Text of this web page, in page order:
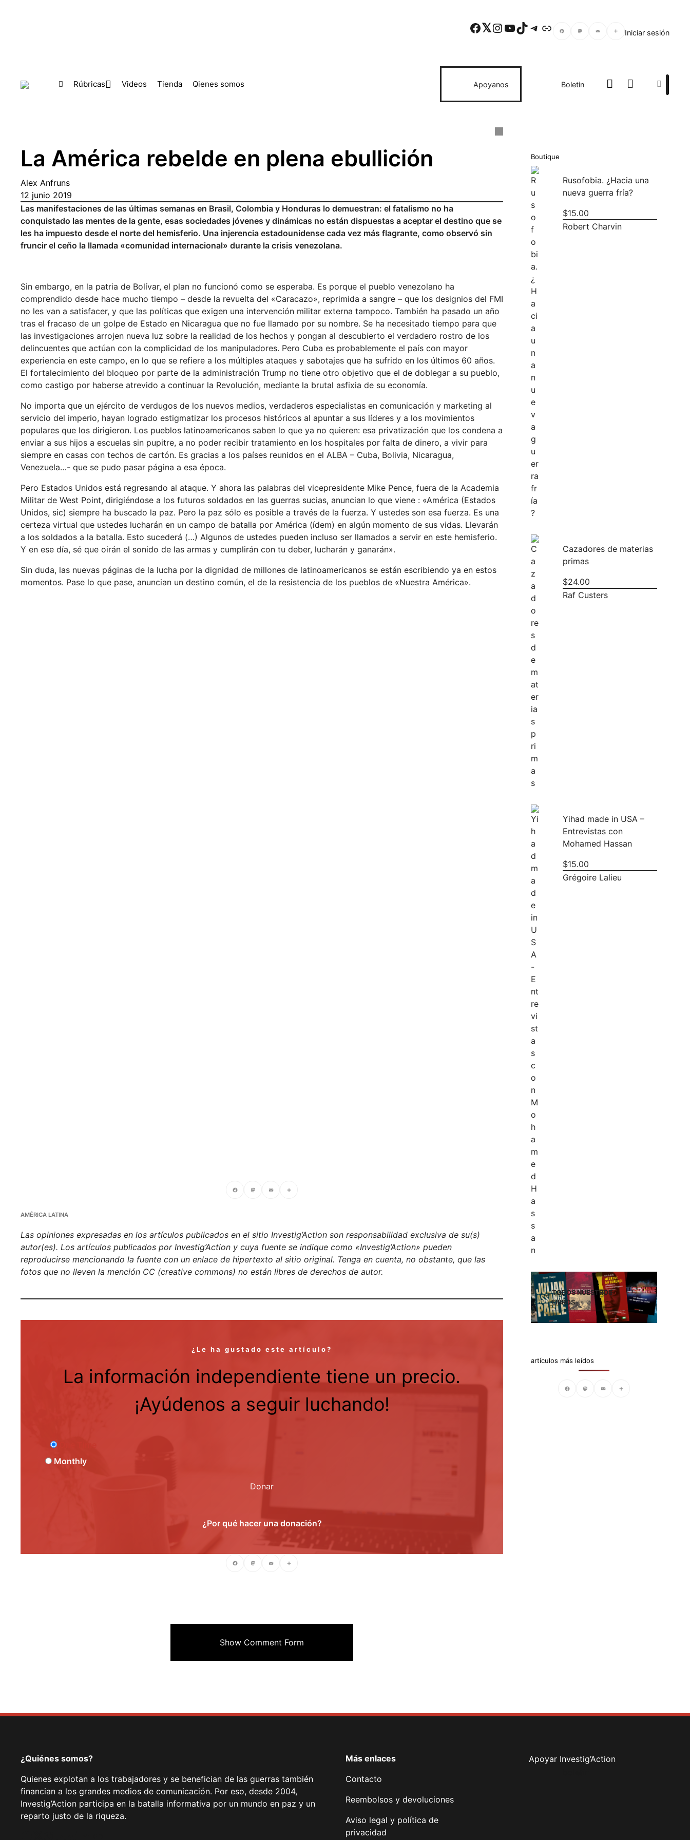
Facebook Twitter Instagram YouTube TikTok Telegram Enlace Iniciar sesión
Rúbricas Videos Tienda Qienes somos Apoyanos Boletin
La América rebelde en plena ebullición
Alex Anfruns
12 junio 2019
Las manifestaciones de las últimas semanas en Brasil, Colombia y Honduras lo demuestran: el fatalismo no ha
conquistado las mentes de la gente, esas sociedades jóvenes y dinámicas no están dispuestas a aceptar el destino que se
les ha impuesto desde el norte del hemisferio. Una injerencia estadounidense cada vez más flagrante, como observó sin
fruncir el ceño la llamada «comunidad internacional» durante la crisis venezolana.
Sin embargo, en la patria de Bolívar, el plan no funcionó como se esperaba. Es porque el pueblo venezolano ha
comprendido desde hace mucho tiempo – desde la revuelta del «Caracazo», reprimida a sangre – que los designios del FMI
no les van a satisfacer, y que las políticas que exigen una intervención militar externa tampoco. También ha pasado un año
tras el fracaso de un golpe de Estado en Nicaragua que no fue llamado por su nombre. Se ha necesitado tiempo para que
las investigaciones arrojen nueva luz sobre la realidad de los hechos y pongan al descubierto el verdadero rostro de los
delincuentes que actúan con la complicidad de los manipuladores. Pero Cuba es probablemente el país con mayor
experiencia en este campo, en lo que se refiere a los múltiples ataques y sabotajes que ha sufrido en los últimos 60 años.
El fortalecimiento del bloqueo por parte de la administración Trump no tiene otro objetivo que el de doblegar a su pueblo,
como castigo por haberse atrevido a continuar la Revolución, mediante la brutal asfixia de su economía.
No importa que un ejército de verdugos de los nuevos medios, verdaderos especialistas en comunicación y marketing al
servicio del imperio, hayan logrado estigmatizar los procesos históricos al apuntar a sus líderes y a los movimientos
populares que los dirigieron. Los pueblos latinoamericanos saben lo que ya no quieren: esa privatización que los condena a
enviar a sus hijos a escuelas sin pupitre, a no poder recibir tratamiento en los hospitales por falta de dinero, a vivir para
siempre en casas con techos de cartón. Es gracias a los países reunidos en el ALBA – Cuba, Bolivia, Nicaragua,
Venezuela…- que se pudo pasar página a esa época.
Pero Estados Unidos está regresando al ataque. Y ahora las palabras del vicepresidente Mike Pence, fuera de la Academia
Militar de West Point, dirigiéndose a los futuros soldados en las guerras sucias, anuncian lo que viene : «América (Estados
Unidos, sic) siempre ha buscado la paz. Pero la paz sólo es posible a través de la fuerza. Y ustedes son esa fuerza. Es una
certeza virtual que ustedes lucharán en un campo de batalla por América (ídem) en algún momento de sus vidas. Llevarán
a los soldados a la batalla. Esto sucederá (…) Algunos de ustedes pueden incluso ser llamados a servir en este hemisferio.
Y en ese día, sé que oirán el sonido de las armas y cumplirán con tu deber, lucharán y ganarán».
Sin duda, las nuevas páginas de la lucha por la dignidad de millones de latinoamericanos se están escribiendo ya en estos
momentos. Pase lo que pase, anuncian un destino común, el de la resistencia de los pueblos de «Nuestra América».
AMÉRICA LATINA
Las opiniones expresadas en los artículos publicados en el sitio Investig’Action son responsabilidad exclusiva de su(s)
autor(es). Los artículos publicados por Investig’Action y cuya fuente se indique como «Investig’Action» pueden
reproducirse mencionando la fuente con un enlace de hipertexto al sitio original. Tenga en cuenta, no obstante, que las
fotos que no lleven la mención CC (creative commons) no están libres de derechos de autor.
¿Le ha gustado este artículo?
La información independiente tiene un precio.
¡Ayúdenos a seguir luchando!
Monthly
Donar
¿Por qué hacer una donación?
Show Comment Form
Boutique
Rusofobia. ¿Hacia una
nueva guerra fría?
$15.00
Robert Charvin
Cazadores de materias
primas
$24.00
Raf Custers
Yihad made in USA –
Entrevistas con
Mohamed Hassan
$15.00
Grégoire Lalieu
TODOS NUESTROS
LIBROS
artículos más leídos
¿Quiénes somos?
Quienes explotan a los trabajadores y se benefician de las guerras también
financian a los grandes medios de comunicación. Por eso, desde 2004,
Investig’Action participa en la batalla informativa por un mundo en paz y un
reparto justo de la riqueza.
Más enlaces
Contacto
Reembolsos y devoluciones
Aviso legal y política de
privacidad
Apoyar Investig’Action